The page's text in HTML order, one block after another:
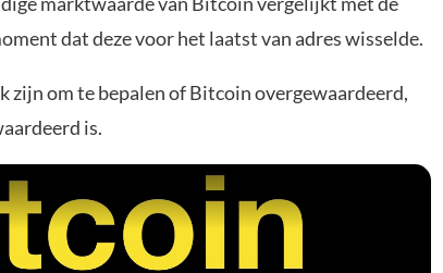
dat deze voor het laatst van adres wisselde.
zijn om te bepalen of Bitcoin overgewaardeerd,
is.